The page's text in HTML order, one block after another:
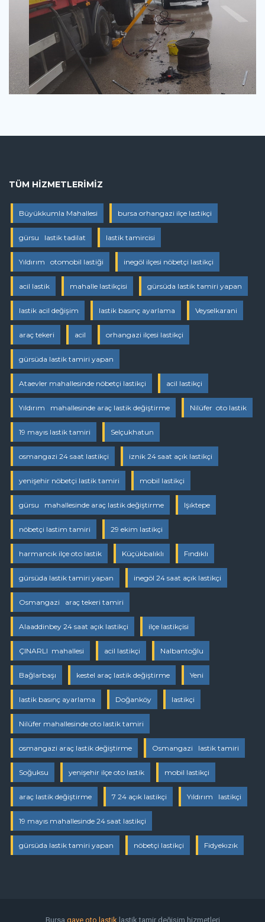
TÜM HIZMETLERIMIZ
Büyükkumla Mahallesi bursa orhangazi ilçe lastikçi
gürsu lastik tadilat lastik tamircisi
Yıldırım otomobil lastiği inegöl ilçesi nöbetçi lastikçi
acil lastik mahalle lastikçisi gürsüda lastik tamiri yapan
lastik acil değişim lastik basınç ayarlama Veyselkarani
araç tekeri acil orhangazi ilçesi lastikçi
gürsüda lastik tamiri yapan
Ataevler mahallesinde nöbetçi lastikçi acil lastikçi
Yıldırım mahallesinde araç lastik değiştirme Nilüfer oto lastik
19 mayıs lastik tamiri Selçukhatun
osmangazi 24 saat lastikçi iznik 24 saat açık lastikçi
yenişehir nöbetçi lastik tamiri mobil lastikçi
gürsu mahallesinde araç lastik değiştirme Işıktepe
nöbetçi lastim tamiri 29 ekim lastikçi
harmancık ilçe oto lastik Küçükbalıklı Fındıklı
gürsüda lastik tamiri yapan inegöl 24 saat açık lastikçi
Osmangazi araç tekeri tamiri
Alaaddinbey 24 saat açık lastikçi ilçe lastikçisi
ÇINARLI mahallesi acil lastikçi Nalbantoğlu
Bağlarbaşı kestel araç lastik değiştirme Yeni
lastik basınç ayarlama Doğanköy lastikçi
Nilüfer mahallesinde oto lastik tamiri
osmangazi araç lastik değiştirme Osmangazi lastik tamiri
Soğuksu yenişehir ilçe oto lastik mobil lastikçi
araç lastik değiştirme 7 24 açık lastikçi Yıldırım lastikçi
19 mayıs mahallesinde 24 saat lastikçi
gürsüda lastik tamiri yapan nöbetçi lastikçi Fidyekızık
Bursa gaye oto lastik lastik tamir değişim hizmetleri